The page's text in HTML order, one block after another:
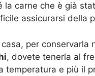
la carne che è già
assicurarsi della
per conservarla
, dovete tenerla al
temperatura e più il